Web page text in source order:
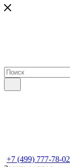
+7 (499) 777-78-02